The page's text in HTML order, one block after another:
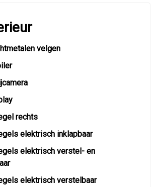
velgen
rechts
elektrisch inklapbaar
elektrisch verstel- en
elektrisch verstelbaar